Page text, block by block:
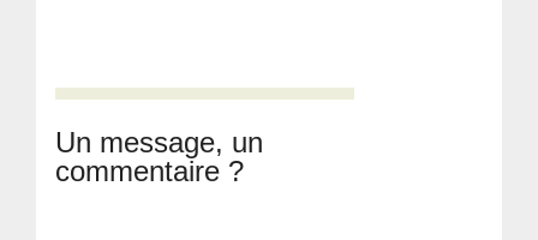
Un message, un
commentaire ?